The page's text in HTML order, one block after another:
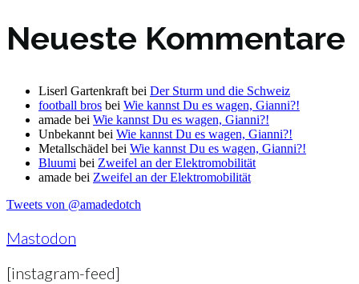
Neueste Kommentare
Liserl Gartenkraft bei Der Sturm und die Schweiz
football bros bei Wie kannst Du es wagen, Gianni?!
amade bei Wie kannst Du es wagen, Gianni?!
Unbekannt bei Wie kannst Du es wagen, Gianni?!
Metallschädel bei Wie kannst Du es wagen, Gianni?!
Bluumi bei Zweifel an der Elektromobilität
amade bei Zweifel an der Elektromobilität
Tweets von @amadedotch
Mastodon
[instagram-feed]